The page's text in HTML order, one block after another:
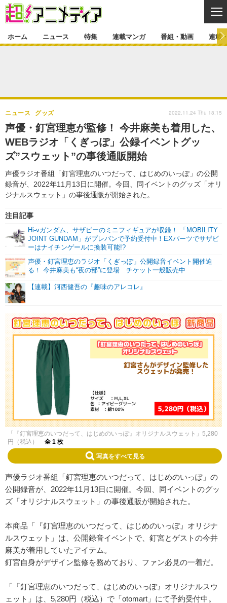
ゲーム・アプリ マンガ
グッズ イベント
声優
舞台 新帝スタ
特集一覧 カバー
ラキりす
連載マンガ
連載マンガ一覧 連載一覧
番組・動画
番組・動画一覧 ラジオ
動画
連載・ブログ
連載・ブログ一覧
編集部ブログ・お知らせ
ホーム ニュース 特集 連載マンガ 番組・動画 連載
声優・釘宮理恵が監修！ 今井麻美も着用した、
WEBラジオ「くぎっぽ」公録イベントグッ
ズ”スウェット”の事後通販開始
声優ラジオ番組「釘宮理恵のいつだって、はじめのいっぽ」の公開
録音が、2022年11月13日に開催。今回、同イベントのグッズ「オリ
ジナルスウェット」の事後通販が開始された。
ニュース グッズ
注目記事
Hi-vガンダム、サザビーのミニフィギュアが収録！ 「MOBILITY
JOINT GUNDAM」がプレバンで予約受付中！EXパーツでサザビ
ーはナイチンゲールに換装可能!?
声優・釘宮理恵のラジオ「くぎっぽ」公開録音イベント開催迫
る！ 今井麻美も“夜の部”に登場 チケット一般販売中
【連載】河西健吾の『趣味のアレコレ』
2022.11.24 Thu 18:15
「『釘宮理恵のいつだって、はじめのいっぽ』オリジナルスウェット」5,280
円（税込）
全 1 枚
写真をすべて見る
声優ラジオ番組「釘宮理恵のいつだって、はじめのいっぽ」の
公開録音が、2022年11月13日に開催。今回、同イベントのグッ
ズ「オリジナルスウェット」の事後通販が開始された。
本商品「『釘宮理恵のいつだって、はじめのいっぽ』オリジナ
ルスウェット」は、公開録音イベントで、釘宮とゲストの今井
麻美が着用していたアイテム。
釘宮自身がデザイン監修を務めており、ファン必見の一着だ。
「『釘宮理恵のいつだって、はじめのいっぽ』オリジナルスウ
ェット」は、5,280円（税込）で「otomart」にて予約受付中。